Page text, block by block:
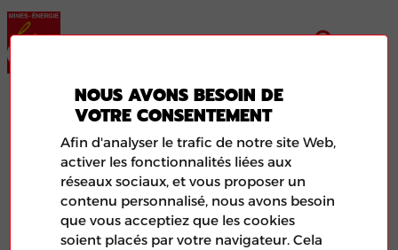
IEGN YONNE
NOUS AVONS BESOIN DE
VOTRE CONSENTEMENT
Afin d'analyser le trafic de notre site Web,
activer les fonctionnalités liées aux
réseaux sociaux, et vous proposer un
contenu personnalisé, nous avons besoin
que vous acceptiez que les cookies
soient placés par votre navigateur. Cela